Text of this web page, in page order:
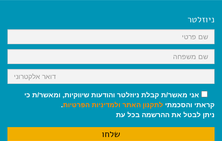
k
p
m
ניוזלטר
אני מאשר/ת קבלת ניוזלטר והודעות שיווקיות, ומאשר/ת כי
קראתי והסכמתי לתקנון האתר ולמדיניות הפרטיות.
ניתן לבטל את ההרשמה בכל עת